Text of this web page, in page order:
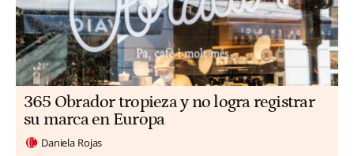
365 Obrador tropieza y no logra registrar
su marca en Europa
Daniela Rojas